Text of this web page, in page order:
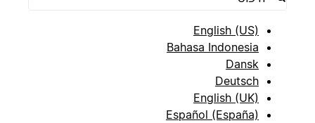
English (US)
Bahasa Indonesia
Dansk
Deutsch
English (UK)
Español (España)